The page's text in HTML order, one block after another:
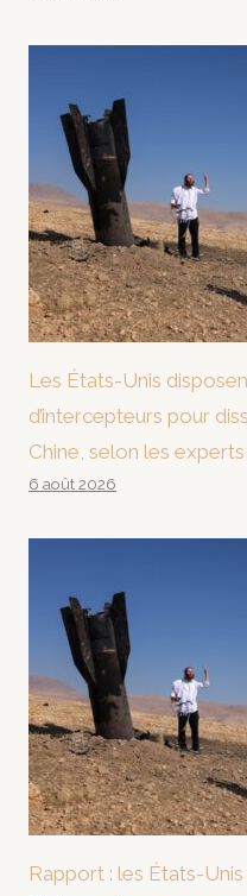
Les États-Unis
d’intercepteurs pour
Chine, selon les experts
6 août 2026
Rapport : les États-Unis